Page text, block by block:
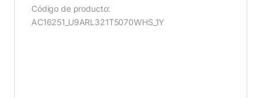
Código de producto:
AC16251_U9ARL321T5070WHS_1Y